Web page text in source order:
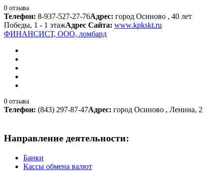
0 отзыва
Телефон: 8-937-527-27-76Адрес: город Осиново , 40 лет
Победы, 1 - 1 этажАдрес Сайта: www.kpkskt.ru
ФИНАНСИСТ, ООО, ломбард
0 отзыва
Телефон: (843) 297-87-47Адрес: город Осиново , Ленина, 2
Направление деятельности:
Банки
Кассы обмена валют